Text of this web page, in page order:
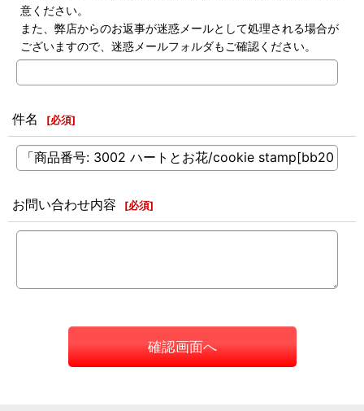
意ください。
また、弊店からのお返事が迷惑メールとして処理される場合が
ございますので、迷惑メールフォルダもご確認ください。
件名 [必須]
お問い合わせ内容 [必須]
確認画面へ